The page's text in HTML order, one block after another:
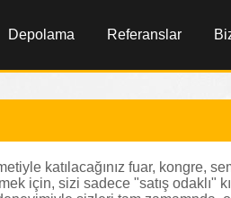
Depolama Referanslar
katılacağınız fuar, kongre,
için, sizi sadece "satış odaklı"